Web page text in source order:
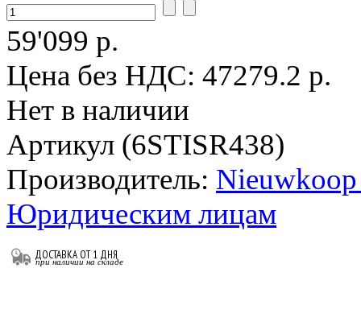
59'099 р.
Цена без НДС: 47279.2 р.
Нет в наличии
Артикул (6STISR438)
Производитель:
Юридическим лицам
ДОСТАВКА ОТ 1 ДНЯ
при наличии на складе